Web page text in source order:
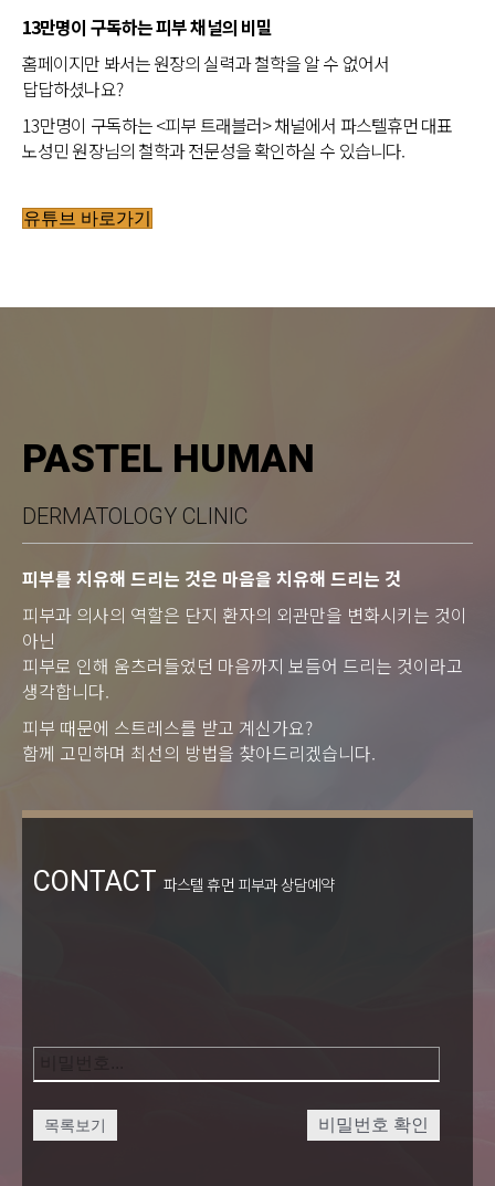
13만명이 구독하는 피부 채널의 비밀
홈페이지만 봐서는 원장의 실력과 철학을 알 수 없어서
답답하셨나요?
13만명이 구독하는 <피부 트래블러> 채널에서 파스텔휴먼 대표
노성민 원장님의 철학과 전문성을 확인하실 수 있습니다.
유튜브 바로가기
PASTEL HUMAN
DERMATOLOGY CLINIC
피부를 치유해 드리는 것은 마음을 치유해 드리는 것
피부과 의사의 역할은 단지 환자의 외관만을 변화시키는 것이
아닌
피부로 인해 움츠러들었던 마음까지 보듬어 드리는 것이라고
생각합니다.
피부 때문에 스트레스를 받고 계신가요?
함께 고민하며 최선의 방법을 찾아드리겠습니다.
CONTACT 파스텔 휴먼 피부과 상담예약
목록보기 비밀번호 확인